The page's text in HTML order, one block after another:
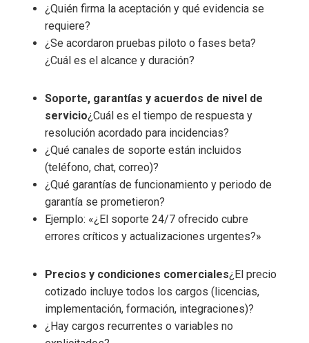
¿Quién firma la aceptación y qué evidencia se
requiere?
¿Se acordaron pruebas piloto o fases beta?
¿Cuál es el alcance y duración?
Soporte, garantías y acuerdos de nivel de
servicio¿Cuál es el tiempo de respuesta y
resolución acordado para incidencias?
¿Qué canales de soporte están incluidos
(teléfono, chat, correo)?
¿Qué garantías de funcionamiento y periodo de
garantía se prometieron?
Ejemplo: «¿El soporte 24/7 ofrecido cubre
errores críticos y actualizaciones urgentes?»
Precios y condiciones comerciales¿El precio
cotizado incluye todos los cargos (licencias,
implementación, formación, integraciones)?
¿Hay cargos recurrentes o variables no